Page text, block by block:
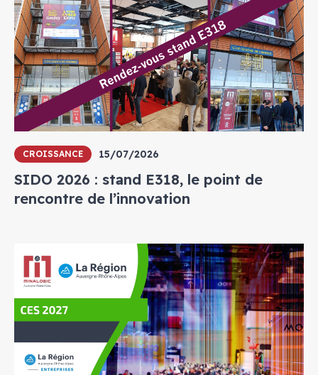
CROISSANCE 15/07/2026
SIDO 2026 : stand E318, le point de
rencontre de l’innovation